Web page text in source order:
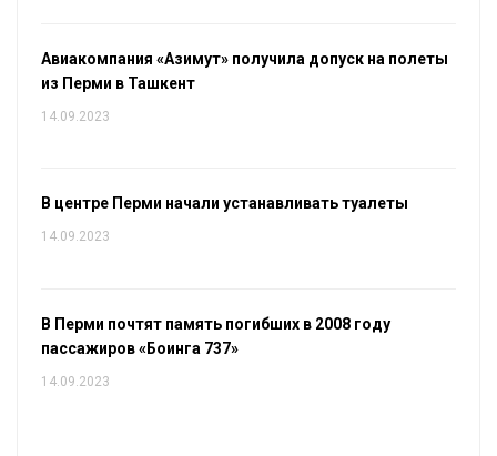
Авиакомпания «Азимут» получила допуск на полеты
из Перми в Ташкент
14.09.2023
В центре Перми начали устанавливать туалеты
14.09.2023
В Перми почтят память погибших в 2008 году
пассажиров «Боинга 737»
14.09.2023